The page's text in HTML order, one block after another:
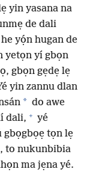
yin yasana na
de dali
yọ́n hugan de
yetọn yí gbọn
gbọn gẹdẹ lẹ
yin zannu dlan
* do awe
dali, + yé
gbọgbọẹ tọn lẹ
to nukunbibia
ma jẹna yé.